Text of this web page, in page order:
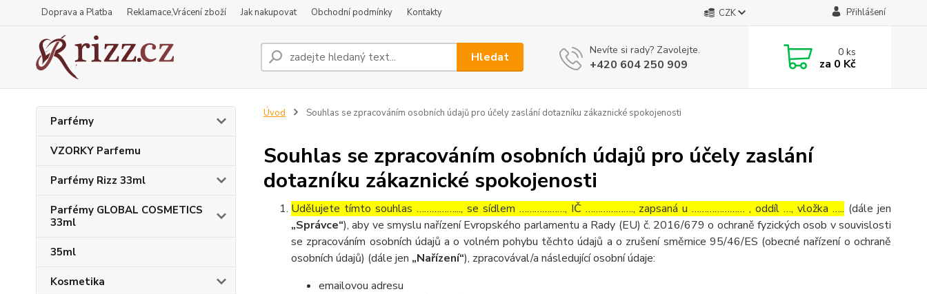
Doprava a Platba Reklamace,Vrácení zboží Jak nakupovat Obchodní podmínky Kontakty CZK Přihlášení
Hledat Nevíte si rady? Zavolejte.
+420 604 250 909
0ks
za 0 Kč
Parfémy
VZORKY Parfemu
Parfémy Rizz 33ml
Parfémy GLOBAL COSMETICS
33ml
35ml
Kosmetika
Úvod Souhlas se zpracováním osobních údajů pro účely zaslání dotazníku zákaznické spokojenosti
Souhlas se zpracováním osobních údajů pro účely zaslání
dotazníku zákaznické spokojenosti
Udělujete tímto souhlas ……………..., se sídlem ………………, IČ ………………., zapsaná u ………………… , oddíl …, vložka ….. (dále jen
„Správce“), aby ve smyslu nařízení Evropského parlamentu a Rady (EU) č. 2016/679 o ochraně fyzických osob v souvislosti
se zpracováním osobních údajů a o volném pohybu těchto údajů a o zrušení směrnice 95/46/ES (obecné nařízení o ochraně
osobních údajů) (dále jen „Nařízení“), zpracovával/a následující osobní údaje:
emailovou adresu